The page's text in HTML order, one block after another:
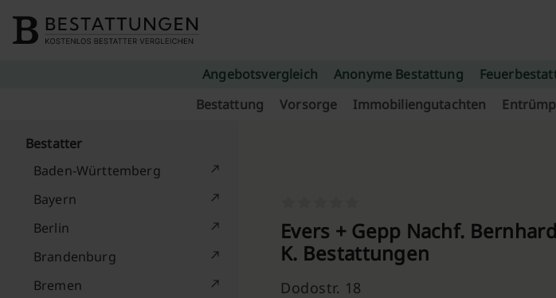
Angebotsvergleich Anonyme Bestattung
Bestattung
Vorsorge Immobiliengutachten
Bestatter
Baden-Württemberg
Bayern
Berlin
Brandenburg
Bremen
Evers + Gepp Nachf.
K. Bestattungen
Dodostr. 18